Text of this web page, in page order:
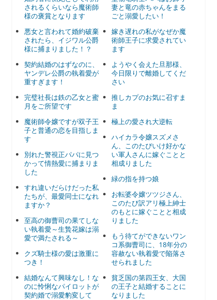
されるくらいなら魔術師
様の褒賞となります
悪女と言われて婚約破棄
されたら、イジワル公爵
様に捕まりました！？
契約結婚のはずなのに、
ヤンデレ公爵の執着愛が
重すぎます！
完璧社長は鉄の乙女と蜜
月をご所望です
魔術師令嬢ですが双子王
子と普通の恋を目指しま
す
別れた警視正パパに見つ
かって情熱愛に捕まりま
した
すれ違いだらけだった私
たちが、最愛同士になれ
ますか？
至高の御曹司の果てしな
い執着愛～生贄花嫁は溺
愛で満たされる～
クズ騎士様の愛は激重に
つき！
結婚なんて興味なし！な
のに怜悧なパイロットが
契約婚で溺愛豹変して
妻と竜の赤ちゃんをまる
ごと溺愛したい！
嫁き遅れの私がなぜか魔
術師王子に求愛されてい
ます
ようやく会えた旦那様、
今日限りで離婚してくだ
さい
推しカプのお気に召すま
ま
極上の愛され大逆転
ハイカラ令嬢スズメさ
ん、このたびいけ好かな
い軍人さんに嫁ぐことと
相成りました
緑の指を持つ娘
お転婆令嬢ツツジさん、
このたび訳アリ極上紳士
のもとに嫁ぐことと相成
りました
もう待てができないワン
コ系御曹司に、18年分の
容赦ない執着愛で陥落さ
せられました
貧乏国の第四王女、大国
の王子と結婚することに
なりました